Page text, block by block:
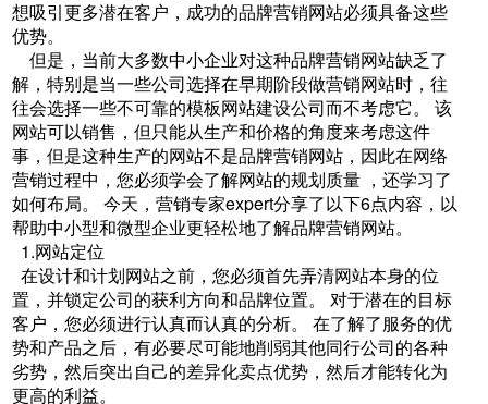
想吸引更多潜在客户，成功的品牌营销网站必须具备这些
优势。
但是，当前大多数中小企业对这种品牌营销网站缺乏了
解，特别是当一些公司选择在早期阶段做营销网站时，往
往会选择一些不可靠的模板网站建设公司而不考虑它。 该
网站可以销售，但只能从生产和价格的角度来考虑这件
事，但是这种生产的网站不是品牌营销网站，因此在网络
营销过程中，您必须学会了解网站的规划质量 ，还学习了
如何布局。 今天，营销专家expert分享了以下6点内容，以
帮助中小型和微型企业更轻松地了解品牌营销网站。
1.网站定位
在设计和计划网站之前，您必须首先弄清网站本身的位
置，并锁定公司的获利方向和品牌位置。 对于潜在的目标
客户，您必须进行认真而认真的分析。 在了解了服务的优
势和产品之后，有必要尽可能地削弱其他同行公司的各种
劣势，然后突出自己的差异化卖点优势，然后才能转化为
更高的利益。